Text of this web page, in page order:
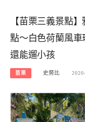
【苗栗三義景點
點～白色荷蘭風
還能遛小孩
苗栗 史努比